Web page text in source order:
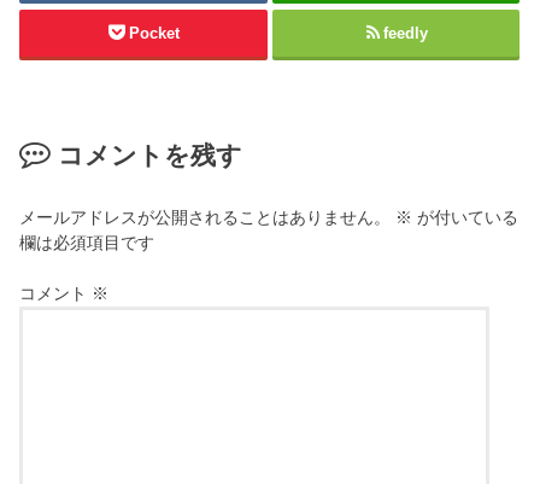
Pocket feedly
コメントを残す
メールアドレスが公開されることはありません。 ※ が付いている
欄は必須項目です
コメント ※